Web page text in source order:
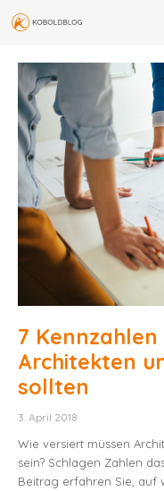
7
Architekten
sollten
3. April 2018
Wie versiert müssen
sein? Schlagen Zahlen
Beitrag erfahren Sie, auf